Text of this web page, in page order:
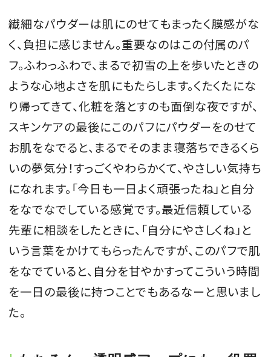
繊細なパウダーは肌にのせてもまったく膜感がな
く、負担に感じません。重要なのはこの付属のパ
フ。ふわっふわで、まるで初雪の上を歩いたときの
ような心地よさを肌にもたらします。くたくたにな
り帰ってきて、化粧を落とすのも面倒な夜ですが、
スキンケアの最後にこのパフにパウダーをのせて
お肌をなでると、まるでそのまま寝落ちできるくら
いの夢気分！すっごくやわらかくて、やさしい気持ち
になれます。「今日も一日よく頑張ったね」と自分
をなでなでしている感覚です。最近信頼している
先輩に相談をしたときに、「自分にやさしくね」と
いう言葉をかけてもらったんですが、このパフで肌
をなでていると、自分を甘やかすってこういう時間
を一日の最後に持つことでもあるなーと思いまし
た。